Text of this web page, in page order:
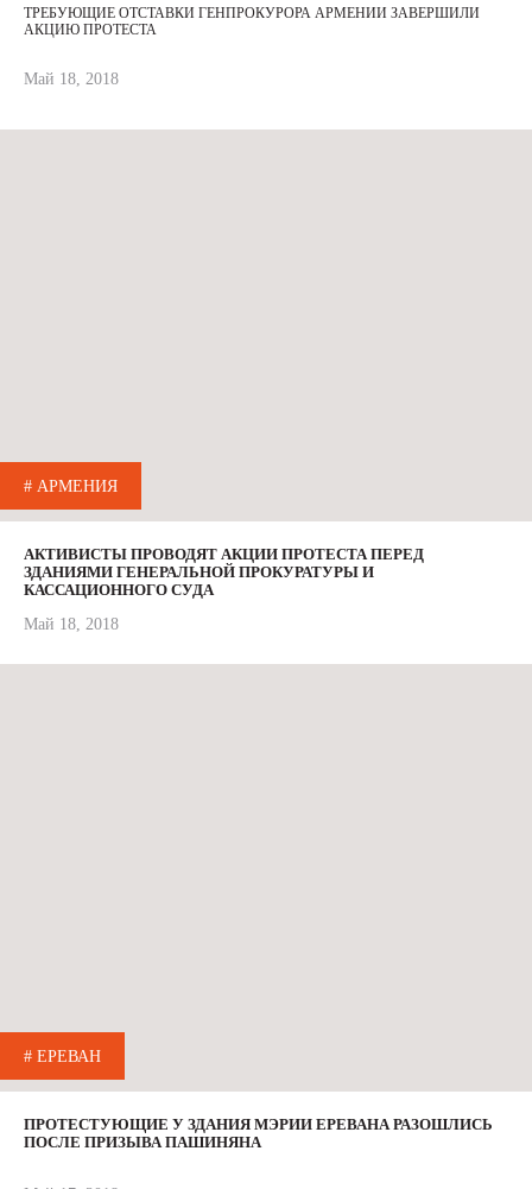
ТРЕБУЮЩИЕ ОТСТАВКИ ГЕНПРОКУРОРА АРМЕНИИ ЗАВЕРШИЛИ
АКЦИЮ ПРОТЕСТА
Май 18, 2018
# АРМЕНИЯ
АКТИВИСТЫ ПРОВОДЯТ АКЦИИ ПРОТЕСТА ПЕРЕД
ЗДАНИЯМИ ГЕНЕРАЛЬНОЙ ПРОКУРАТУРЫ И
КАССАЦИОННОГО СУДА
Май 18, 2018
# ЕРЕВАН
ПРОТЕСТУЮЩИЕ У ЗДАНИЯ МЭРИИ ЕРЕВАНА РАЗОШЛИСЬ
ПОСЛЕ ПРИЗЫВА ПАШИНЯНА